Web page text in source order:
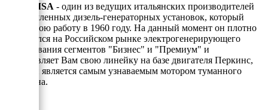
ONIS VISA - один из ведущих итальянских производителей
промышленных дизель-генераторных установок, который
начал свою работу в 1960 году. На данный момент он плотно
закрепился на Российском рынке электрогенерирующего
оборудования сегментов "Бизнес" и "Премиум" и
представляет Вам свою линейку на базе двигателя Перкинс,
который является самым узнаваемым мотором туманного
Альбиона.